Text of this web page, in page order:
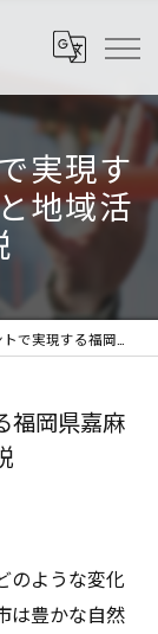
実現す
地域活
麻市の安全と地域活性化を徹底解説
福岡県嘉麻
のような変化
は豊かな自然